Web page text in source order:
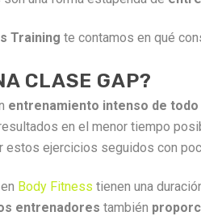
Training te contamos en qué
CLASE GAP?
entrenamiento intenso de
en el menor tiempo
estos ejercicios seguidos con
en Body Fitness tienen una
entrenadores también